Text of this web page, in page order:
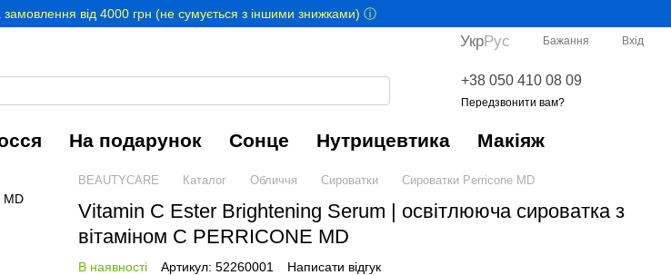
замовлення від 4000 грн (не сумується з іншими знижками) ⓘ
УкрРус Бажання Вхід
+38 050 410 08 09
Передзвонити вам?
На подарунок Сонце Нутрицевтика Макіяж
BEAUTYCARE Каталог Обличчя Сироватки Сироватки Perricone MD
Vitamin C Ester Brightening Serum | освітлююча сироватка з
вітаміном С PERRICONE MD
В наявності Артикул: 52260001 Написати відгук